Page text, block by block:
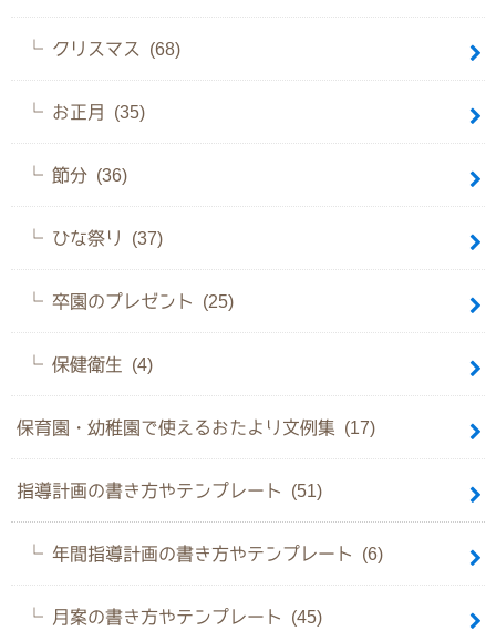
クリスマス (68)
お正月 (35)
節分 (36)
ひな祭り (37)
卒園のプレゼント (25)
保健衛生 (4)
保育園・幼稚園で使えるおたより文例集 (17)
指導計画の書き方やテンプレート (51)
年間指導計画の書き方やテンプレート (6)
月案の書き方やテンプレート (45)